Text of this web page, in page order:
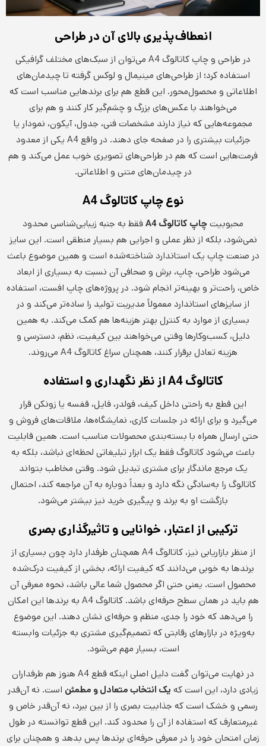
انعطاف‌پذیری بالای آن در طراحی
در طراحی و چاپ کاتالوگ A4 می‌توان از سبک‌های مختلف گرافیکی
استفاده کرد؛ از طراحی‌های مینیمال و لوکس گرفته تا چیدمان‌های
اطلاعاتی و محصول‌محور. این قطع هم برای برندهایی مناسب است که
می‌خواهند با عکس‌های بزرگ و چشم‌گیر کار کنند و هم برای
مجموعه‌هایی که نیاز دارند مشخصات فنی، جدول، آیکون، نمودار یا
جزئیات بیشتری را در صفحه جای دهند. در واقع A4 یکی از معدود
فرمت‌هایی است که هم در طراحی‌های تصویری خوب عمل می‌کند و هم
در چیدمان‌های متنی و اطلاعاتی.
نوع چاپ کاتالوگA4
محبوبیتچاپ کاتالوگA4فقط به جنبه زیبایی‌شناسی محدود
نمی‌شود، بلکه از نظر عملی و اجرایی هم بسیار منطقی است. این سایز
در صنعت چاپ یک استاندارد شناخته‌شده است و همین موضوع باعث
می‌شود طراحی، چاپ، برش و صحافی آن نسبت به بسیاری از ابعاد
خاص، راحت‌تر و بهینه‌تر انجام شود. در پروژه‌های چاپ افست، استفاده
از سایزهای استاندارد معمولاً مدیریت تولید را ساده‌تر می‌کند و در
بسیاری از موارد به کنترل بهتر هزینه‌ها هم کمک می‌کند. به همین
دلیل، کسب‌وکارها وقتی می‌خواهند بین کیفیت، نظم، دسترسی و
هزینه تعادل برقرار کنند، همچنان سراغ کاتالوگ A4 می‌روند.
کاتالوگA4از نظر نگهداری و استفاده
این قطع به راحتی داخل کیف، فولدر، فایل، قفسه یا زونکن قرار
می‌گیرد و برای ارائه در جلسات کاری، نمایشگاه‌ها، ملاقات‌های فروش و
حتی ارسال همراه با بسته‌بندی محصولات مناسب است. همین قابلیت
باعث می‌شود کاتالوگ فقط یک ابزار تبلیغاتی لحظه‌ای نباشد، بلکه به
یک مرجع ماندگار برای مشتری تبدیل شود. وقتی مخاطب بتواند
کاتالوگ را به‌سادگی نگه دارد و بعداً دوباره به آن مراجعه کند، احتمال
بازگشت او به برند و پیگیری خرید نیز بیشتر می‌شود.
ترکیبی از اعتبار، خوانایی و تاثیرگذاری بصری
از منظر بازاریابی نیز، کاتالوگ A4 همچنان طرفدار دارد چون بسیاری از
برندها به خوبی می‌دانند که کیفیت ارائه، بخشی از کیفیت درک‌شده
محصول است. یعنی حتی اگر محصول شما عالی باشد، نحوه معرفی آن
هم باید در همان سطح حرفه‌ای باشد. کاتالوگ A4 به برندها این امکان
را می‌دهد که خود را جدی، منظم و حرفه‌ای نشان دهند. این موضوع
به‌ویژه در بازارهای رقابتی که تصمیم‌گیری مشتری به جزئیات وابسته
است، بسیار مهم می‌شود.
در نهایت می‌توان گفت دلیل اصلی اینکه قطع A4 هنوز هم طرفداران
زیادی دارد، این است که یک انتخاب متعادل و مطمئن است. نه آن‌قدر
رسمی و خشک است که جذابیت بصری را از بین ببرد، نه آن‌قدر خاص و
غیرمتعارف که استفاده از آن را محدود کند. این قطع توانسته در طول
زمان امتحان خود را در معرفی حرفه‌ای برندها پس بدهد و همچنان برای